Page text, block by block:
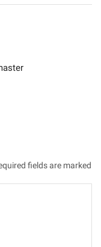
fields are marked